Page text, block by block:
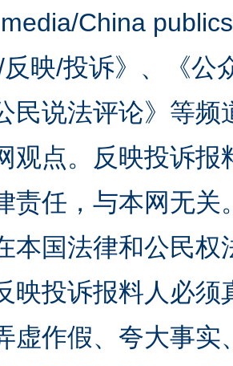
China
映/投诉》、《公
民说法评论》等
观点。反映投诉
责任，与本网无
本国法律和公民
映投诉报料人必
虚作假、夸大事